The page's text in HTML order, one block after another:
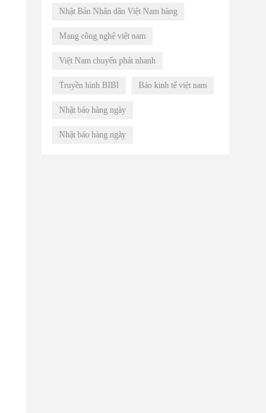
Nhật Bản Nhân dân Việt Nam hàng
Mạng công nghệ việt nam
Việt Nam chuyển phát nhanh
Truyền hình BIBI Báo kinh tế việt nam
Nhật báo hàng ngày
Nhật báo hàng ngày